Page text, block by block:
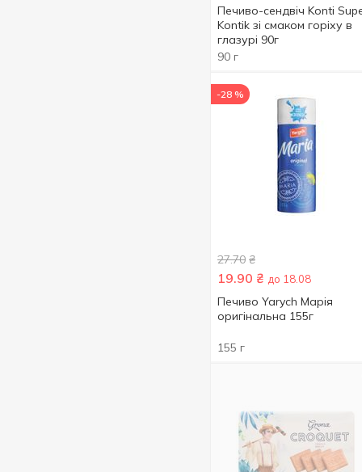
Печиво-сендвіч Konti
Kontik зі смаком горіху в
глазурі 90г
90 г
-28 %
27.70 ₴
19.90 ₴ до 18.08
Печиво Yarych Марія
оригінальна 155г
155 г